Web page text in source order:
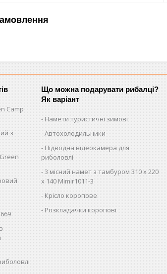
Camp
з
Що можна подарувати рибалці?
Як варіант
Намети туристичні зимові
Автохолодильники
Підводна відеокамера для
риболовлі
3 місний намет з тамбуром 310 х 220
х 140 Mimir1011-3
Крісло коропове
Розкладачки коропові